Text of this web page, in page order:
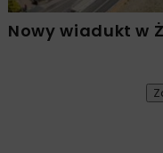
Nowy wiadukt w